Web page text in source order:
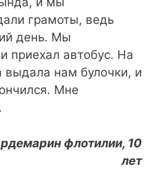
грамоты, ведь
день. Мы
приехал автобус. На
выдала нам булочки, и
Мне
флотилии, 10
лет